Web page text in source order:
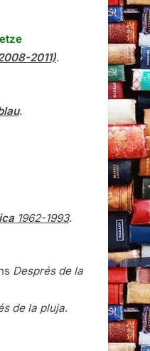
2011).
.
1962-1993.
Després de la
de la pluja.